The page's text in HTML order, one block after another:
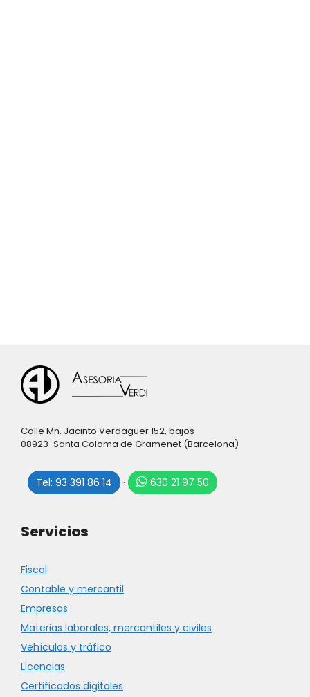
Calle Mn. Jacinto Verdaguer 152, bajos
08923-Santa Coloma de Gramenet (Barcelona)
Tel: 93 391 86 14 · 630 21 97 50
Servicios
Fiscal
Contable y mercantil
Empresas
Materias laborales, mercantiles y civiles
Vehículos y tráfico
Licencias
Certificados digitales